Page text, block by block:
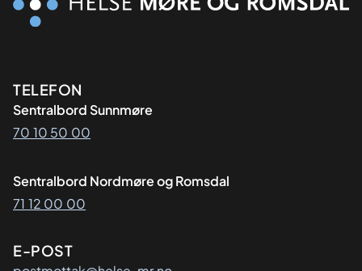
Kontaktinformasjon
TELEFON
Sentralbord Sunnmøre
70 10 50 00
Sentralbord Nordmøre og Romsdal
71 12 00 00
E-POST